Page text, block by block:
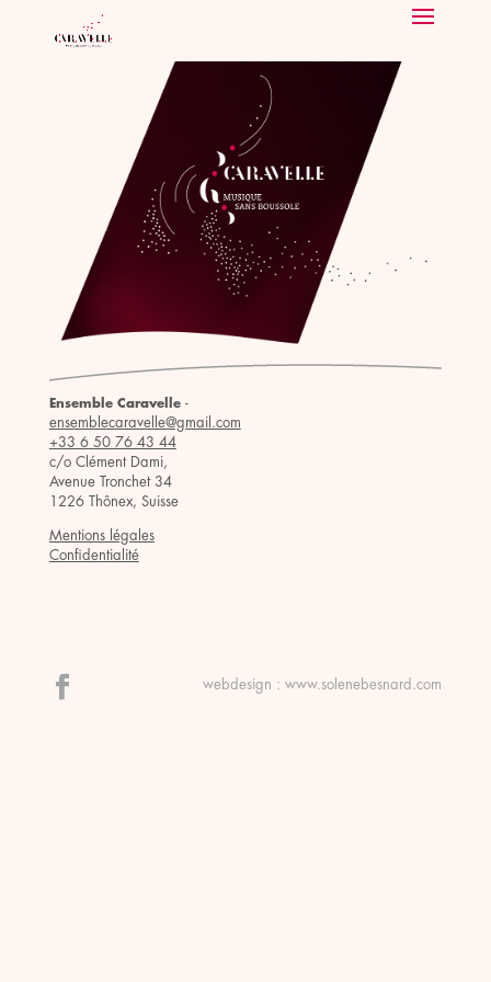
Ensemble Caravelle-
ensemblecaravelle@gmail.com
+33 6 50 76 43 44
c/o Clément Dami,
Avenue Tronchet 34
1226 Thônex, Suisse
Mentions légales
Confidentialité
webdesign :www.solenebesnard.com